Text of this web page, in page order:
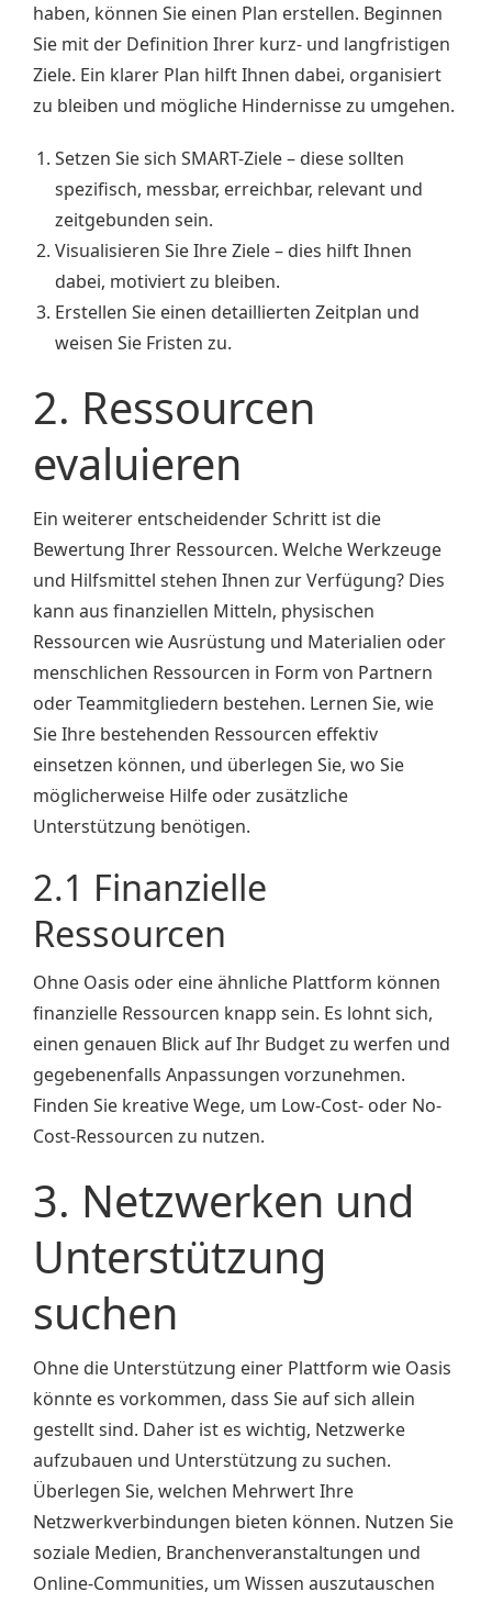
haben, können Sie einen Plan erstellen. Beginnen
Sie mit der Definition Ihrer kurz- und langfristigen
Ziele. Ein klarer Plan hilft Ihnen dabei, organisiert
zu bleiben und mögliche Hindernisse zu umgehen.
Setzen Sie sich SMART-Ziele – diese sollten
spezifisch, messbar, erreichbar, relevant und
zeitgebunden sein.
Visualisieren Sie Ihre Ziele – dies hilft Ihnen
dabei, motiviert zu bleiben.
Erstellen Sie einen detaillierten Zeitplan und
weisen Sie Fristen zu.
2. Ressourcen
evaluieren
Ein weiterer entscheidender Schritt ist die
Bewertung Ihrer Ressourcen. Welche Werkzeuge
und Hilfsmittel stehen Ihnen zur Verfügung? Dies
kann aus finanziellen Mitteln, physischen
Ressourcen wie Ausrüstung und Materialien oder
menschlichen Ressourcen in Form von Partnern
oder Teammitgliedern bestehen. Lernen Sie, wie
Sie Ihre bestehenden Ressourcen effektiv
einsetzen können, und überlegen Sie, wo Sie
möglicherweise Hilfe oder zusätzliche
Unterstützung benötigen.
2.1 Finanzielle
Ressourcen
Ohne Oasis oder eine ähnliche Plattform können
finanzielle Ressourcen knapp sein. Es lohnt sich,
einen genauen Blick auf Ihr Budget zu werfen und
gegebenenfalls Anpassungen vorzunehmen.
Finden Sie kreative Wege, um Low-Cost- oder No-
Cost-Ressourcen zu nutzen.
3. Netzwerken und
Unterstützung
suchen
Ohne die Unterstützung einer Plattform wie Oasis
könnte es vorkommen, dass Sie auf sich allein
gestellt sind. Daher ist es wichtig, Netzwerke
aufzubauen und Unterstützung zu suchen.
Überlegen Sie, welchen Mehrwert Ihre
Netzwerkverbindungen bieten können. Nutzen Sie
soziale Medien, Branchenveranstaltungen und
Online-Communities, um Wissen auszutauschen